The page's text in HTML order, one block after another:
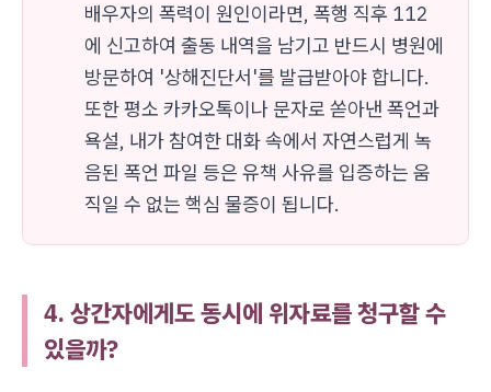
배우자의 폭력이 원인이라면, 폭행 직후 112
에 신고하여 출동 내역을 남기고 반드시 병원에
방문하여 '상해진단서'를 발급받아야 합니다.
또한 평소 카카오톡이나 문자로 쏟아낸 폭언과
욕설, 내가 참여한 대화 속에서 자연스럽게 녹
음된 폭언 파일 등은 유책 사유를 입증하는 움
직일 수 없는 핵심 물증이 됩니다.
4. 상간자에게도 동시에 위자료를 청구할 수
있을까?